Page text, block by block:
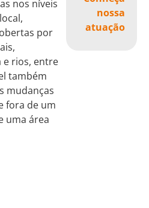
nossa
atuação
nos níveis
por
e rios, entre
também
mudanças
fora de um
uma área